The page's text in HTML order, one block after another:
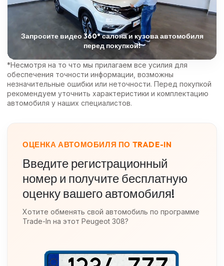
Запросите видео 360° салона и кузова автомобиля
перед покупкой!
*Несмотря на то что мы прилагаем все усилия для
обеспечения точности информации, возможны
незначительные ошибки или неточности. Перед покупкой
рекомендуем уточнить характеристики и комплектацию
автомобиля у наших специалистов.
ОЦЕНКА АВТОМОБИЛЯ ПО TRADE-IN
Введите регистрационный
номер и получите бесплатную
оценку вашего автомобиля!
Хотите обменять свой автомобиль по программе
Trade-In на этот Peugeot 308?